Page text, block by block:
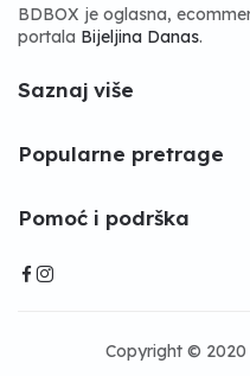
BDBOX je oglasna,
portala Bijeljina Danas.
Saznaj više
Popularne pretrage
Pomoć i podrška
Copyright © 2020